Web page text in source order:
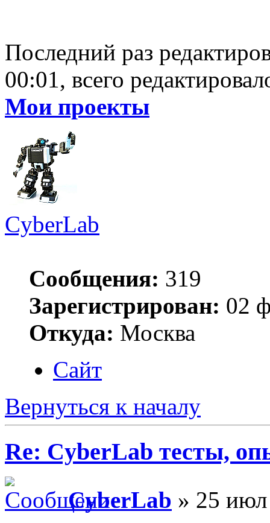
Последний раз
00:01, всего
Мои проекты
CyberLab
Сообщения: 319
Зарегистрирован: 02
Откуда: Москва
Сайт
Вернуться к началу
Re: CyberLab тесты,
CyberLab » 25